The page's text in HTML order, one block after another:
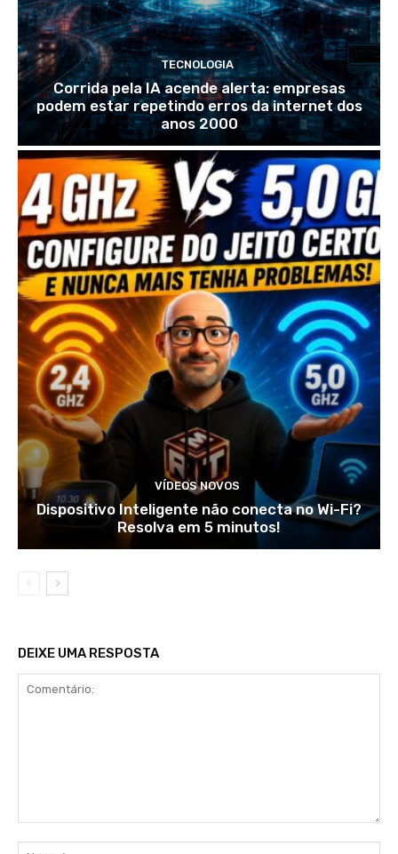
TECNOLOGIA
Corrida pela IA acende alerta: empresas
podem estar repetindo erros da internet dos
anos 2000
VÍDEOS NOVOS
Dispositivo Inteligente não conecta no Wi-Fi?
Resolva em 5 minutos!
DEIXE UMA RESPOSTA